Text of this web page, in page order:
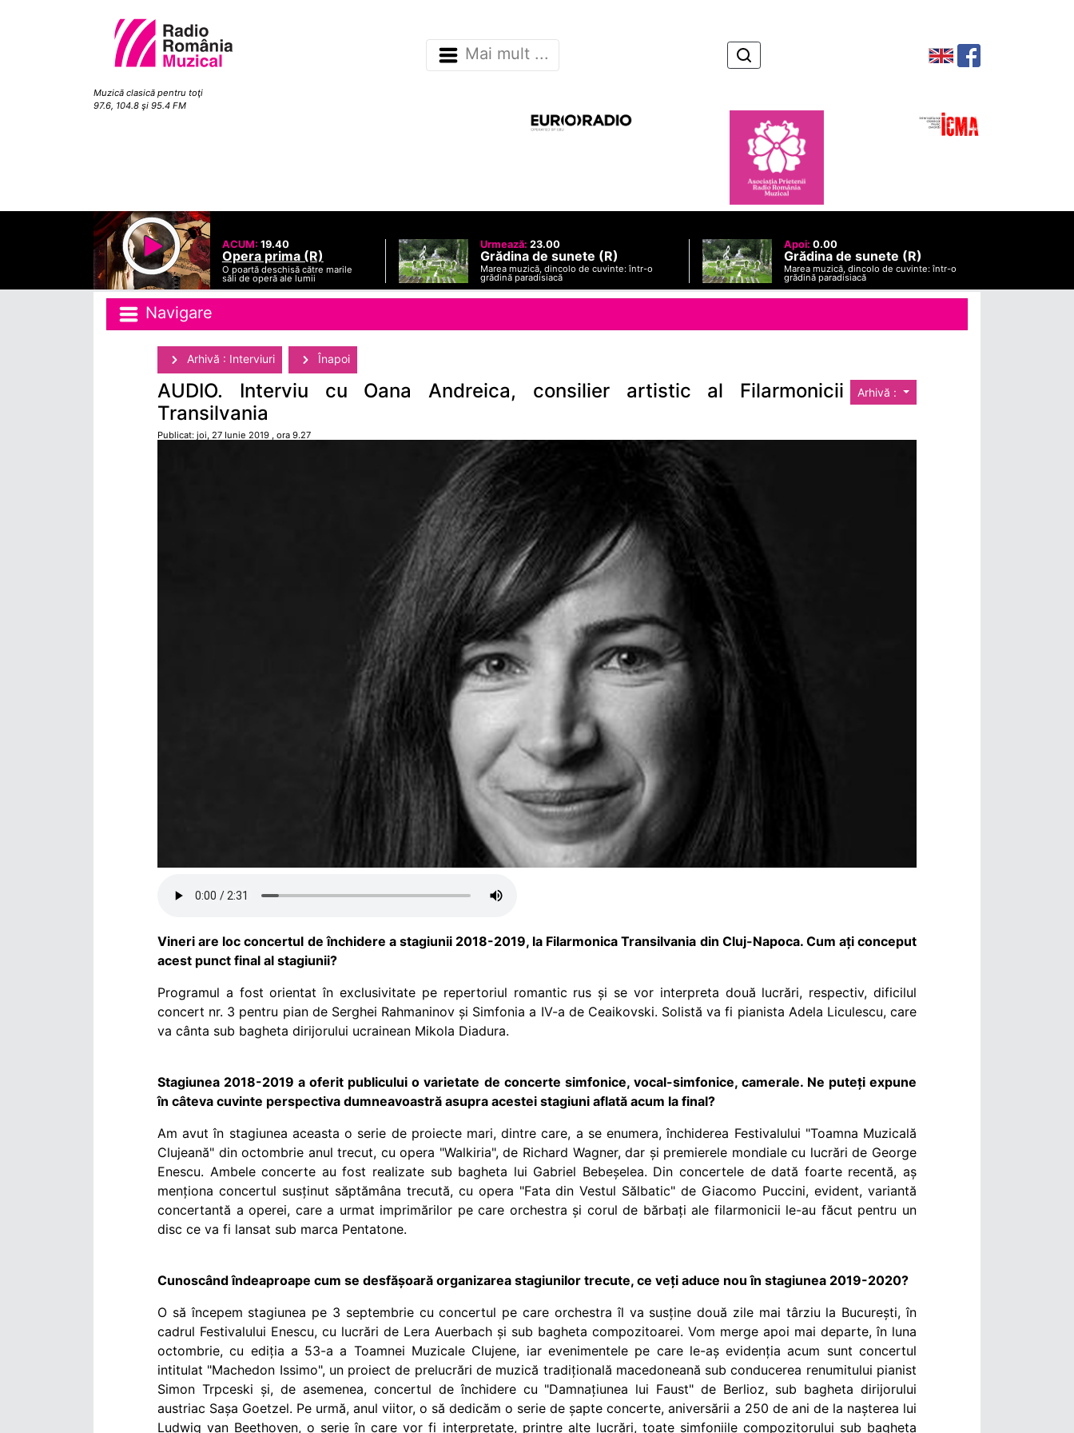
Muzică clasică pentru toţi
97.6, 104.8 şi 95.4 FM
Mai mult ...
ACUM: 19.40
Opera prima (R)
O poartă deschisă către marile
săli de operă ale lumii
Urmează: 23.00
Grădina de sunete (R)
Marea muzică, dincolo de cuvinte: într-o
grădină paradisiacă
Apoi: 0.00
Grădina de sunete (R)
Marea muzică, dincolo de cuvinte: într-o
grădină paradisiacă
Navigare
Arhivă : Interviuri Înapoi
Arhivă :
AUDIO. Interviu cu Oana Andreica, consilier artistic al Filarmonicii
Transilvania
Publicat: joi, 27 Iunie 2019 , ora 9.27
Vineri are loc concertul de închidere a stagiunii 2018-2019, la Filarmonica Transilvania din Cluj-Napoca. Cum ați conceput
acest punct final al stagiunii?
Programul a fost orientat în exclusivitate pe repertoriul romantic rus și se vor interpreta două lucrări, respectiv, dificilul
concert nr. 3 pentru pian de Serghei Rahmaninov și Simfonia a IV-a de Ceaikovski. Solistă va fi pianista Adela Liculescu, care
va cânta sub bagheta dirijorului ucrainean Mikola Diadura.
Stagiunea 2018-2019 a oferit publicului o varietate de concerte simfonice, vocal-simfonice, camerale. Ne puteți expune
în câteva cuvinte perspectiva dumneavoastră asupra acestei stagiuni aflată acum la final?
Am avut în stagiunea aceasta o serie de proiecte mari, dintre care, a se enumera, închiderea Festivalului "Toamna Muzicală
Clujeană" din octombrie anul trecut, cu opera "Walkiria", de Richard Wagner, dar și premierele mondiale cu lucrări de George
Enescu. Ambele concerte au fost realizate sub bagheta lui Gabriel Bebeșelea. Din concertele de dată foarte recentă, aș
menționa concertul susținut săptămâna trecută, cu opera "Fata din Vestul Sălbatic" de Giacomo Puccini, evident, variantă
concertantă a operei, care a urmat imprimărilor pe care orchestra și corul de bărbați ale filarmonicii le-au făcut pentru un
disc ce va fi lansat sub marca Pentatone.
Cunoscând îndeaproape cum se desfășoară organizarea stagiunilor trecute, ce veți aduce nou în stagiunea 2019-2020?
O să începem stagiunea pe 3 septembrie cu concertul pe care orchestra îl va susține două zile mai târziu la București, în
cadrul Festivalului Enescu, cu lucrări de Lera Auerbach și sub bagheta compozitoarei. Vom merge apoi mai departe, în luna
octombrie, cu ediția a 53-a a Toamnei Muzicale Clujene, iar evenimentele pe care le-aș evidenția acum sunt concertul
intitulat "Machedon Issimo", un proiect de prelucrări de muzică tradițională macedoneană sub conducerea renumitului pianist
Simon Trpceski și, de asemenea, concertul de închiderecu "Damnațiunea lui Faust" de Berlioz, sub bagheta dirijorului
austriac Sașa Goetzel. Pe urmă, anul viitor, o să dedicăm o serie de șapte concerte, aniversării a 250 de ani de la nașterea lui
Ludwig van Beethoven, o serie în care vor fi interpretate, printre alte lucrări, toate simfoniile compozitorului sub bagheta